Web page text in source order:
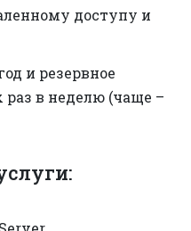
доступу и
и резервное
в неделю (чаще –